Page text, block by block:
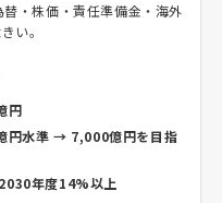
・株価・責任準備金・海外
い。
円
円水準 → 7,000億円を目指
年度14%以上